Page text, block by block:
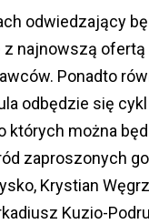
odwiedzający
z najnowszą
Ponadto
odbędzie się
których można
zaproszonych
Krystian
Kuzio-